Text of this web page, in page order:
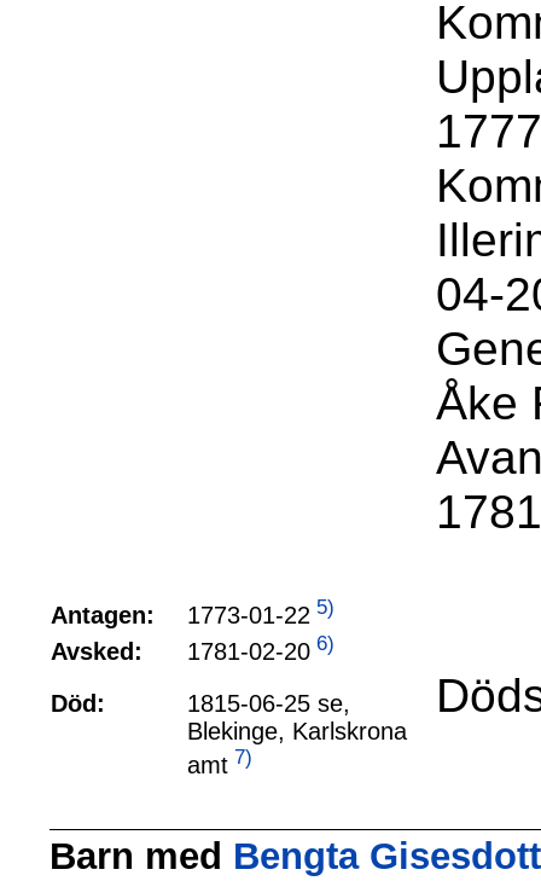
04-
Åke
Antagen: 1773-01-22 5)
Avsked: 1781-02-20 6)
Död:
1815-06-25 se,
Blekinge, Karlskrona
amt 7)
Barn med Bengta